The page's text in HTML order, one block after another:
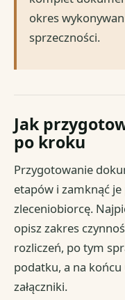
okres
sprzeczności.
Jak
po kroku
Przygotowanie
etapów i zamknąć
zleceniobiorcę.
opisz zakres
rozliczeń, po tym
podatku, a na
załączniki.